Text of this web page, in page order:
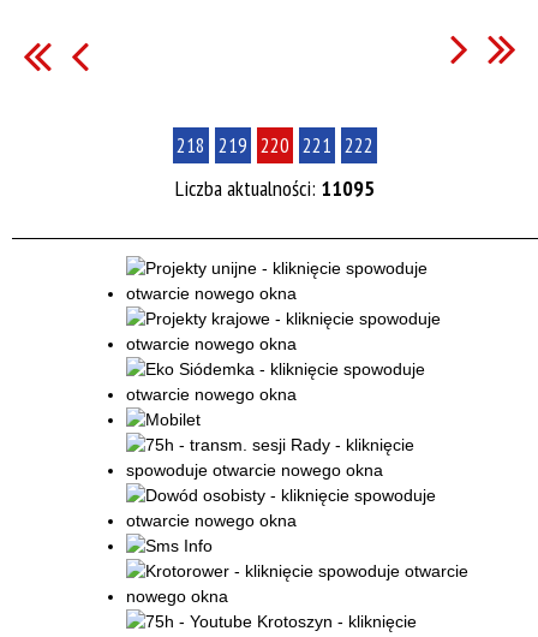
218 219 220 221 222
Liczba aktualności: 11095